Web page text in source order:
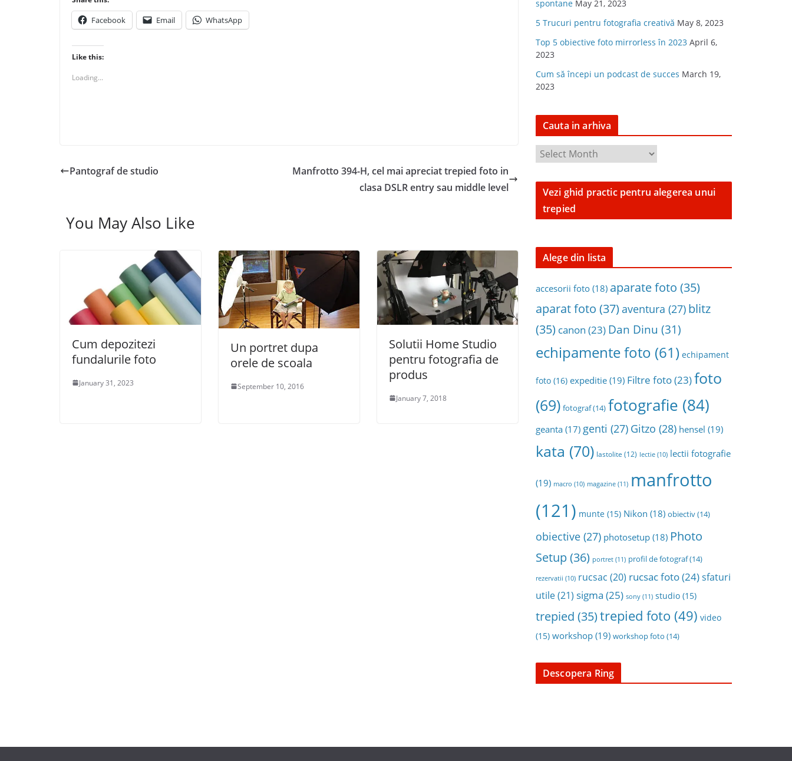
Facebook Email WhatsApp
Like this:
Loading...
Pantograf de studio
Manfrotto 394-H, cel mai apreciat trepied foto in
clasa DSLR entry sau middle level
You May Also Like
Cum depozitezi
fundalurile foto
January 31, 2023
Un portret dupa
orele de scoala
September 10, 2016
Solutii Home Studio
pentru fotografia de
produs
January 7, 2018
spontane May 21, 2023
5 Trucuri pentru fotografia creativă May 8, 2023
Top 5 obiective foto mirrorless în 2023 April 6,
2023
Cum să începi un podcast de succes March 19,
2023
Cauta in arhiva
a
u
r
h
v
a
Vezi ghid practic pentru alegerea unui
trepied
Alege din lista
accesorii foto (18) aparate foto (35)
aparat foto (37) aventura (27) blitz
(35) canon (23) Dan Dinu (31)
echipamente foto (61) echipament
foto (16) expeditie (19) Filtre foto(23)foto
(69) fotograf(14) fotografie (84)
geanta (17) genti (27) Gitzo (28) hensel (19)
kata (70) lastolite (12) lectie (10) lectii fotografie
(19) macro (10) magazine (11) manfrotto
(121) munte (15) Nikon (18) obiectiv(14)
obiective (27) photosetup (18) Photo
Setup(36) portret (11) profil de fotograf(14)
rezervatii (10) rucsac (20) rucsac foto(24)sfaturi
utile(21) sigma (25) sony (11) studio (15)
trepied (35)trepied foto (49) video
(15) workshop (19) workshop foto (14)
Descopera Ring